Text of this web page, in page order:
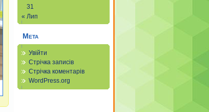
31
« Лип
Мета
Увійти
Стрічка записів
Стрічка коментарів
WordPress.org